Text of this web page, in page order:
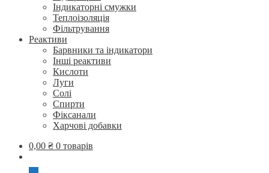
Індикаторні смужки
Теплоізоляція
Фільтрування
Реактиви
Барвники та індикатори
Інші реактиви
Кислоти
Луги
Солі
Спирти
Фіксанали
Харчові добавки
0,00 ₴ 0 товарів